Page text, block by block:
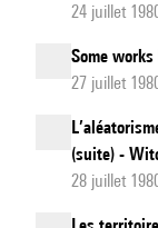
24 juillet
Some
27 juillet
(suite) -
28 juillet